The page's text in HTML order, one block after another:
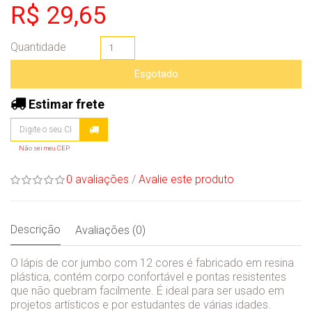
R$ 29,65
Quantidade
Esgotado
Estimar frete
Não sei meu CEP
0 avaliações / Avalie este produto
Descrição Avaliações (0)
O lápis de cor jumbo com 12 cores é fabricado em resina
plástica, contém corpo confortável e pontas resistentes
que não quebram facilmente. É ideal para ser usado em
projetos artísticos e por estudantes de várias idades.